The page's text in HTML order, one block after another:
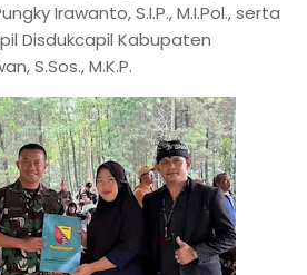
Irawanto, S.I.P., M.I.Pol., serta
Disdukcapil Kabupaten
S.Sos., M.K.P.